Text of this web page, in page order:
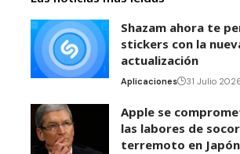
Shazam ahora te
stickers con la
actualización
Aplicaciones 31 Julio
Apple se
las labores de
terremoto en Japón